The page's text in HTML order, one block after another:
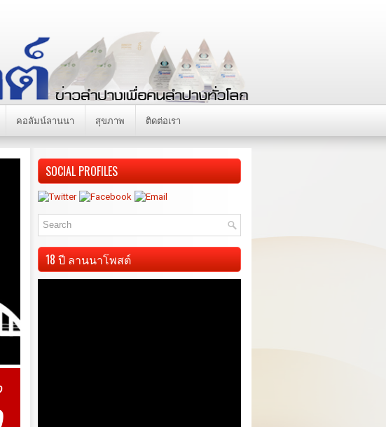
คอลัมน์ลานนา สุขภาพ ติดต่อเรา
SOCIAL PROFILES
18 ปี ลานนาโพสต์